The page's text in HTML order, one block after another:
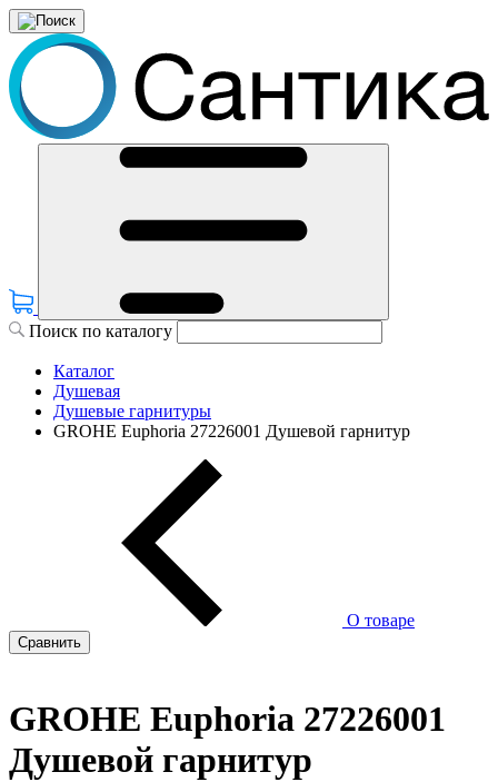
Поиск по каталогу
Каталог
Душевая
Душевые гарнитуры
GROHE Euphoria 27226001 Душевой гарнитур
О товаре
Сравнить
GROHE Euphoria 27226001
Душевой гарнитур